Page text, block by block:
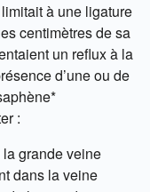
à une ligature
centimètres de sa
un reflux à la
d’une ou de
:
grande veine
dans la veine